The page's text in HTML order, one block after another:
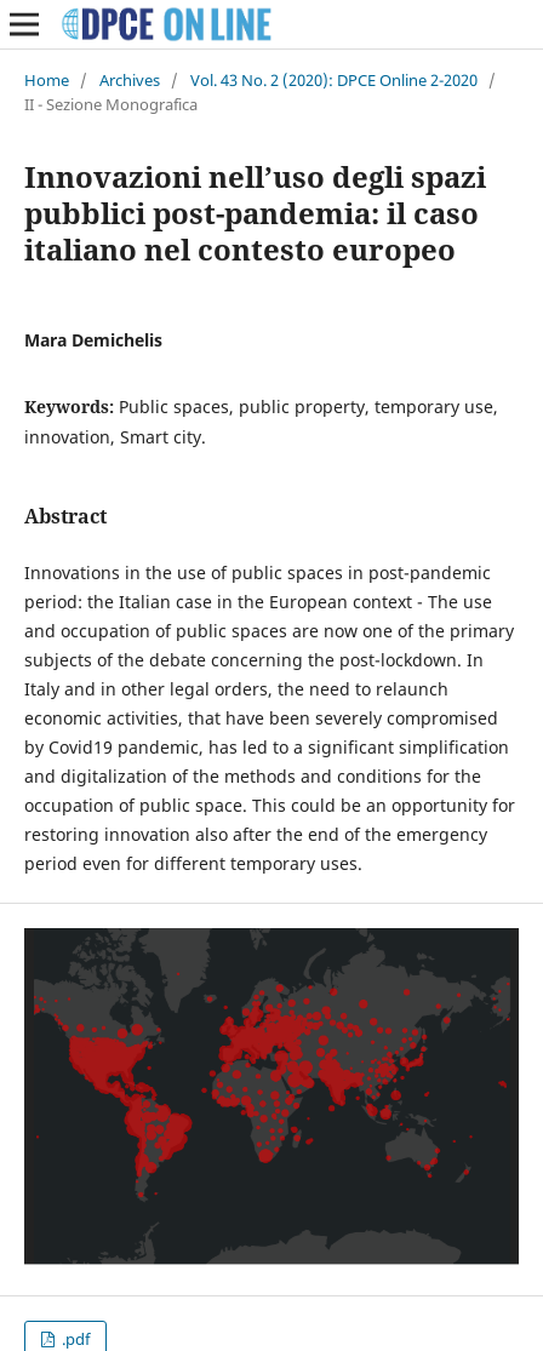
Home / Archives / Vol. 43 No. 2 (2020): DPCE Online 2-2020 /
II - Sezione Monografica
Innovazioni nell’uso degli spazi
pubblici post-pandemia: il caso
italiano nel contesto europeo
Mara Demichelis
Keywords: Public spaces, public property, temporary use,
innovation, Smart city.
Abstract
Innovations in the use of public spaces in post-pandemic
period: the Italian case in the European context - The use
and occupation of public spaces are now one of the primary
subjects of the debate concerning the post-lockdown. In
Italy and in other legal orders, the need to relaunch
economic activities, that have been severely compromised
by Covid19 pandemic, has led to a significant simplification
and digitalization of the methods and conditions for the
occupation of public space. This could be an opportunity for
restoring innovation also after the end of the emergency
period even for different temporary uses.
.pdf